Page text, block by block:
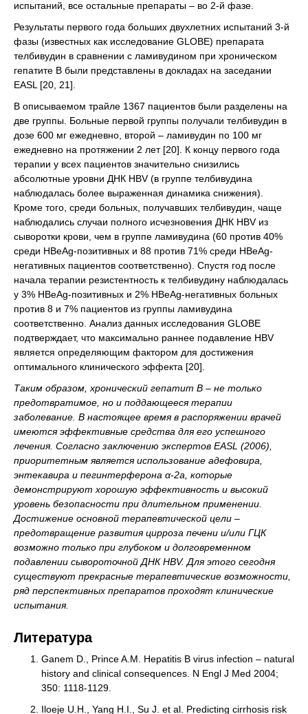
испытаний, все остальные препараты – во 2-й фазе.
Результаты первого года больших двухлетних испытаний 3-й
фазы (известных как исследование GLOBE) препарата
телбивудин в сравнении с ламивудином при хроническом
гепатите В были представлены в докладах на заседании
EASL [20, 21].
В описываемом трайле 1367 пациентов были разделены на
две группы. Больные первой группы получали телбивудин в
дозе 600 мг ежедневно, второй – ламивудин по 100 мг
ежедневно на протяжении 2 лет [20]. К концу первого года
терапии у всех пациентов значительно снизились
абсолютные уровни ДНК HBV (в группе телбивудина
наблюдалась более выраженная динамика снижения).
Кроме того, среди больных, получавших телбивудин, чаще
наблюдались случаи полного исчезновения ДНК HBV из
сыворотки крови, чем в группе ламивудина (60 против 40%
среди HBeAg-позитивных и 88 против 71% среди HBeAg-
негативных пациентов соответственно). Спустя год после
начала терапии резистентность к телбивудину наблюдалась
у 3% HBeAg-позитивных и 2% HBeAg-негативных больных
против 8 и 7% пациентов из группы ламивудина
соответственно. Анализ данных исследования GLOBE
подтверждает, что максимально раннее подавление HBV
является определяющим фактором для достижения
оптимального клинического эффекта [20].
Таким образом, хронический гепатит В – не только
предотвратимое, но и поддающееся терапии
заболевание. В настоящее время в распоряжении врачей
имеются эффективные средства для его успешного
лечения. Согласно заключению экспертов EASL (2006),
приоритетным является использование адефовира,
энтекавира и пегинтерферона α-2a, которые
демонстрируют хорошую эффективность и высокий
уровень безопасности при длительном применении.
Достижение основной терапевтической цели –
предотвращение развития цирроза печени и/или ГЦК
возможно только при глубоком и долговременном
подавлении сывороточной ДНК HBV. Для этого сегодня
существуют прекрасные терапевтические возможности,
ряд перспективных препаратов проходят клинические
испытания.
Литература
Ganem D., Prince A.M. Hepatitis B virus infection – natural
history and clinical consequences. N Engl J Med 2004;
350: 1118-1129.
Iloeje U.H., Yang H.I., Su J. et al. Predicting cirrhosis risk